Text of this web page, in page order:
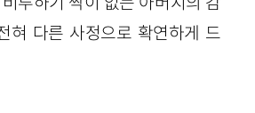
혀 다른 사정으로 확연하게 드